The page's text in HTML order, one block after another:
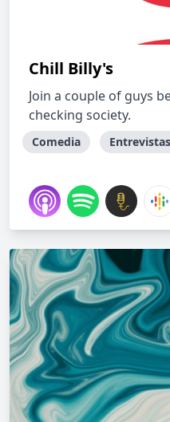
Chill Billy's
Join a couple of guys
checking society.
Comedia